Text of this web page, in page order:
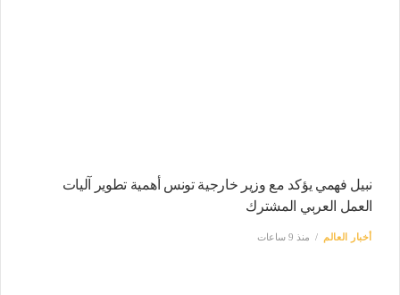
نبيل فهمي يؤكد مع وزير خارجية تونس أهمية تطوير آليات
العمل العربي المشترك
أخبار العالم منذ 9 ساعات